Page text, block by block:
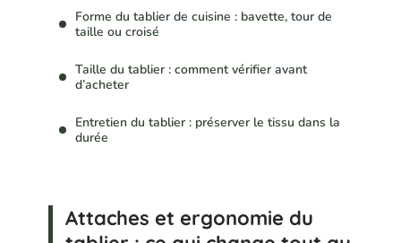
Forme du tablier de cuisine : bavette, tour de
taille ou croisé
Taille du tablier : comment vérifier avant
d’acheter
Entretien du tablier : préserver le tissu dans la
durée
Attaches et ergonomie du